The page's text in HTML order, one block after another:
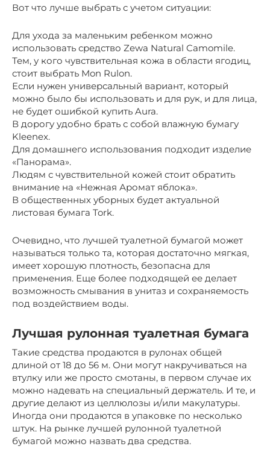
Вот что лучше выбрать с учетом ситуации:
Для ухода за маленьким ребенком можно
использовать средство Zewa Natural Camomile.
Тем, у кого чувствительная кожа в области ягодиц,
стоит выбрать Mon Rulon.
Если нужен универсальный вариант, который
можно было бы использовать и для рук, и для лица,
не будет ошибкой купить Aura.
В дорогу удобно брать с собой влажную бумагу
Kleenex.
Для домашнего использования подходит изделие
«Панорама».
Людям с чувствительной кожей стоит обратить
внимание на «Нежная Аромат яблока».
В общественных уборных будет актуальной
листовая бумага Tork.
Очевидно, что лучшей туалетной бумагой может
называться только та, которая достаточно мягкая,
имеет хорошую плотность, безопасна для
применения. Еще более подходящей ее делает
возможность смывания в унитаз и сохраняемость
под воздействием воды.
Лучшая рулонная туалетная бумага
Такие средства продаются в рулонах общей
длиной от 18 до 56 м. Они могут накручиваться на
втулку или же просто смотаны, в первом случае их
можно надевать на специальный держатель. И те, и
другие делают из целлюлозы и/или макулатуры.
Иногда они продаются в упаковке по несколько
штук. На рынке лучшей рулонной туалетной
бумагой можно назвать два средства.